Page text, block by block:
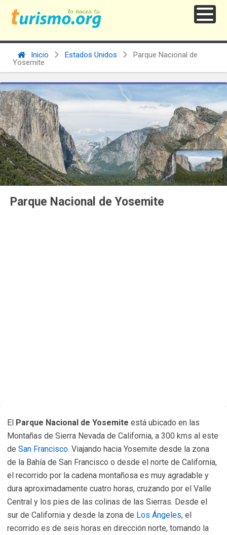
Inicio Estados Unidos
Parque Nacional de
Yosemite
Parque Nacional de Yosemite
El Parque Nacional de Yosemite está ubicado en las
Montañas de Sierra Nevada de California, a 300 kms al este
de San Francisco. Viajando hacia Yosemite desde la zona
de la Bahía de San Francisco o desde el norte de California,
el recorrido por la cadena montañosa es muy agradable y
dura aproximadamente cuatro horas, cruzando por el Valle
Central y los pies de las colinas de las Sierras. Desde el
sur de California y desde la zona de Los Ángeles, el
recorrido es de seis horas en dirección norte, tomando la